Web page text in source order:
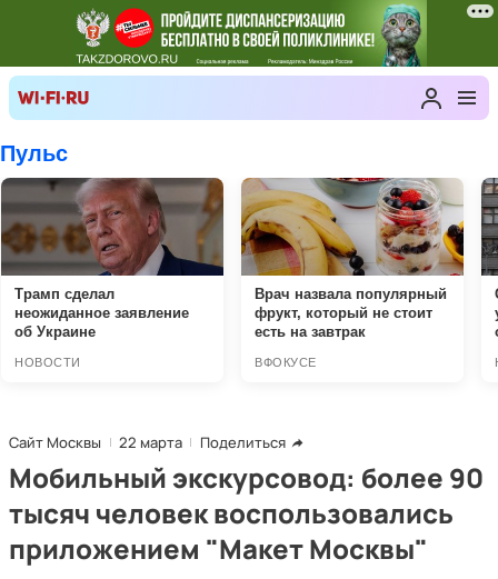
Сайт Москвы 22 марта Поделиться
Мобильный экскурсовод: более 90
тысяч человек воспользовались
приложением "Макет Москвы"